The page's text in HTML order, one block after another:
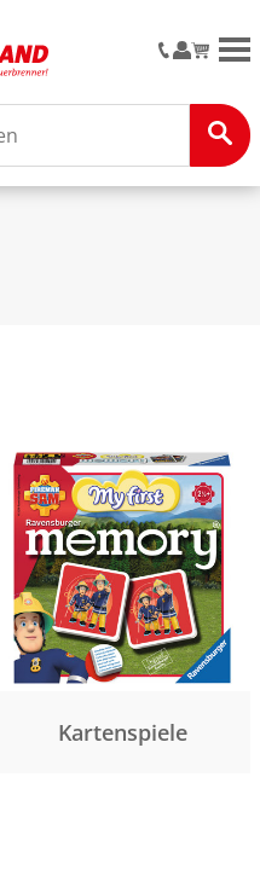
Kartenspiele